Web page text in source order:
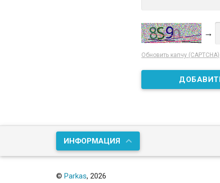
→
Обновить капчу (CAPTCHA)
ИНФОРМАЦИЯ
©Parkas, 2026